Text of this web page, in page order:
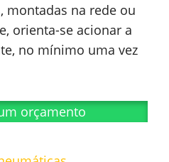
montadas na rede ou
orienta-se acionar a
no mínimo uma vez
orçamento